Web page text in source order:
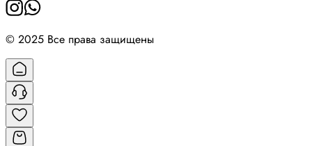
© 2025 Все права защищены